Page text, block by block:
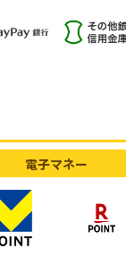
電子マネー